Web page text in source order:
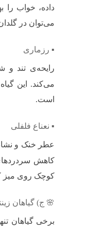
داده، خواب
می‌توان در
▪️ رزماری
رایحه‌ی تند و
می‌کند. این
است.
▪️ نعناع فلفلی
عطر خنک و
کاهش
کوچک روی میز
🌸 ج) گیاهان
برخی گیاهان